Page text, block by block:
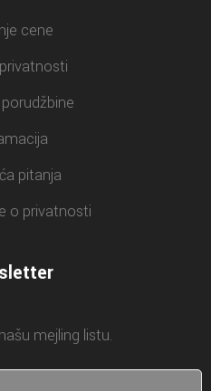
cene
pitanja
o privatnosti
mejling listu.